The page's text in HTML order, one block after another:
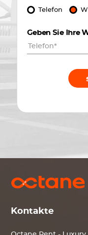
Telefon
Geben Sie Ihre
Kontakte